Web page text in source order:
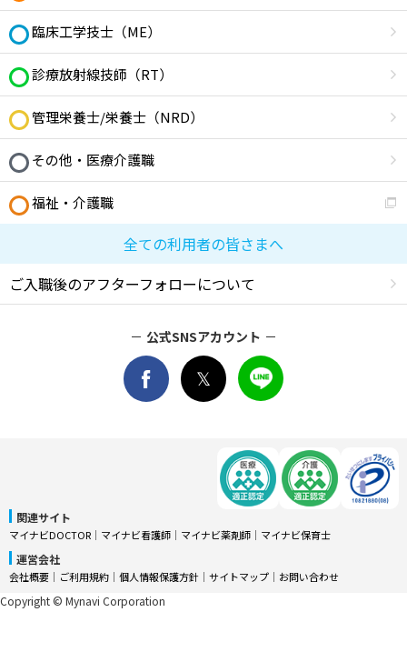
臨床工学技士（ME）
診療放射線技師（RT）
管理栄養士/栄養士（NRD）
その他・医療介護職
福祉・介護職
全ての利用者の皆さまへ
ご入職後のアフターフォローについて
公式SNSアカウント
関連サイト
マイナビDOCTOR │ マイナビ看護師 │ マイナビ薬剤師 │ マイナビ保育士
運営会社
会社概要 │ ご利用規約 │ 個人情報保護方針 │ サイトマップ │ お問い合わせ
Copyright © Mynavi Corporation